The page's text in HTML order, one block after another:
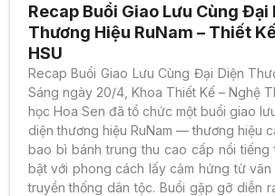
Recap Buổi Giao Lưu Cùng Đại
Thương Hiệu RuNam – Thiết
HSU
Recap Buổi Giao Lưu Cùng Đại Diện
Sáng ngày 20/4, Khoa Thiết Kế – Nghệ
học Hoa Sen đã tổ chức một buổi giao
diện thương hiệu RuNam — thương hiệu
bao bì bánh trung thu cao cấp nổi tiếng
bật với phong cách lấy cảm hứng từ văn
truyền thống dân tộc. Buổi gặp gỡ diễn